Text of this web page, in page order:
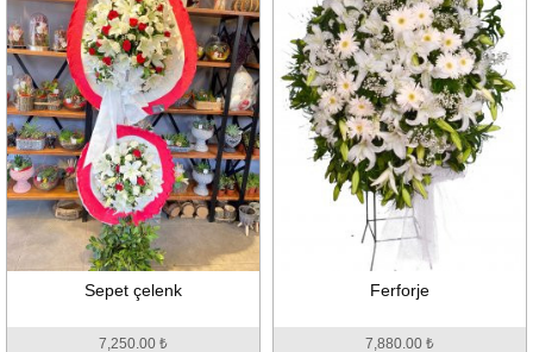
Sepet çelenk
7,250.00 ₺
Ferforje
7,880.00 ₺